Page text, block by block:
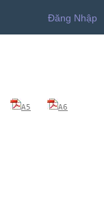
Đăng Nhập
A5 A6